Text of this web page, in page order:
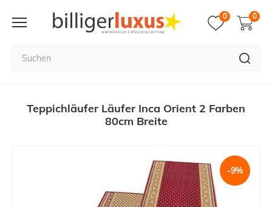
0 0
Teppichläufer Läufer Inca Orient 2 Farben
80cm Breite
-9%